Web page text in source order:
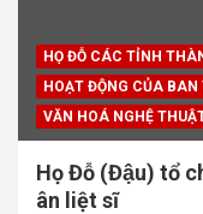
HỌ ĐỖ CÁC TỈNH
HOẠT ĐỘNG CỦA BAN
VĂN HOÁ NGHỆ
Họ Đỗ (Đậu) tổ
ân liệt sĩ